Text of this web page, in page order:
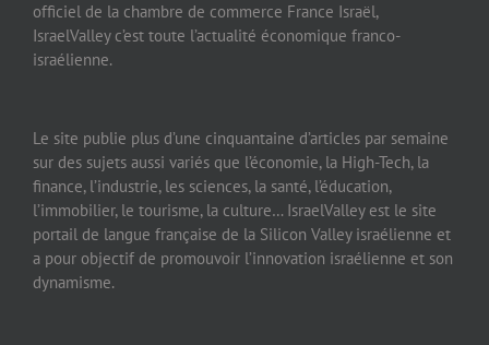
officiel de la chambre de commerce France Israël,
IsraelValley c’est toute l’actualité économique franco-
israélienne.
Le site publie plus d’une cinquantaine d’articles par semaine
sur des sujets aussi variés que l’économie, la High-Tech, la
finance, l’industrie, les sciences, la santé, l’éducation,
l’immobilier, le tourisme, la culture… IsraelValley est le site
portail de langue française de la Silicon Valley israélienne et
a pour objectif de promouvoir l’innovation israélienne et son
dynamisme.